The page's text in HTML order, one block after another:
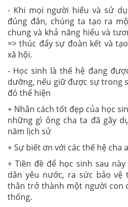
- Khi mọi người hiểu và sử
đúng đắn, chúng ta tạo ra
chung và khả năng hiểu và
=> thúc đẩy sự đoàn kết và
xã hội.
- Học sinh là thế hệ đang
dưỡng, nếu giữ được sự trong
đó thể hiện
+ Nhân cách tốt đẹp của học
những gì ông cha ta đã gây
năm lịch sử
+ Sự biết ơn với các thế hệ cha
+ Tiền đề để học sinh sau
dân yêu nước, ra sức bảo vệ
thân trở thành một người con
thống.